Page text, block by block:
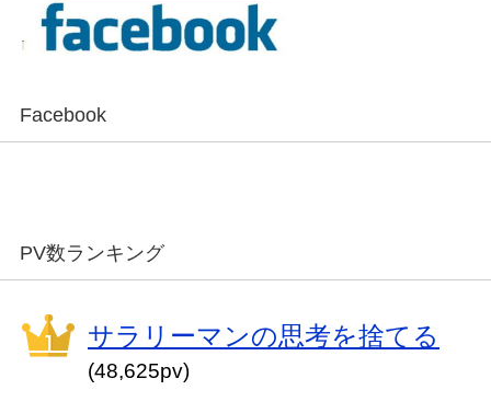
Facebook
PV数ランキング
サラリーマンの思考を捨てる
(48,625pv)